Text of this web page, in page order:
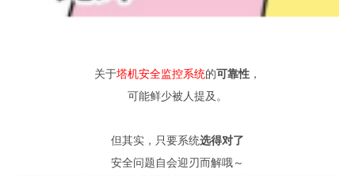
关于塔机安全监控系统的可靠性 ，
可能鲜少被人提及 。
但其实 ， 只要系统选得对了
安全问题自会迎刃而解哦 ～